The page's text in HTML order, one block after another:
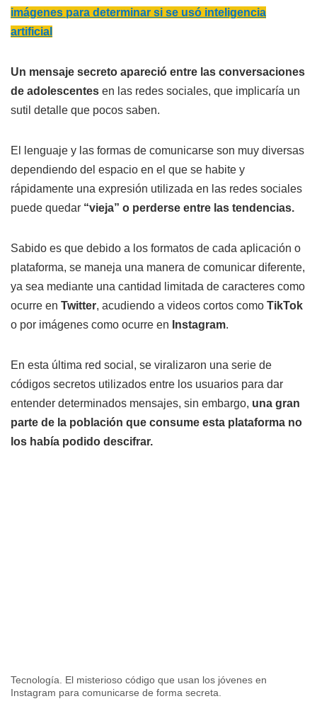
imágenes para determinar si se usó inteligencia
artificial
Un mensaje secreto apareció entre las conversaciones
de adolescentes en las redes sociales, que implicaría un
sutil detalle que pocos saben.
El lenguaje y las formas de comunicarse son muy diversas
dependiendo del espacio en el que se habite y
rápidamente una expresión utilizada en las redes sociales
puede quedar “vieja” o perderse entre las tendencias.
Sabido es que debido a los formatos de cada aplicación o
plataforma, se maneja una manera de comunicar diferente,
ya sea mediante una cantidad limitada de caracteres como
ocurre en Twitter, acudiendo a videos cortos como TikTok
o por imágenes como ocurre en Instagram.
En esta última red social, se viralizaron una serie de
códigos secretos utilizados entre los usuarios para dar
entender determinados mensajes, sin embargo, una gran
parte de la población que consume esta plataforma no
los había podido descifrar.
Tecnología. El misterioso código que usan los jóvenes en
Instagram para comunicarse de forma secreta.